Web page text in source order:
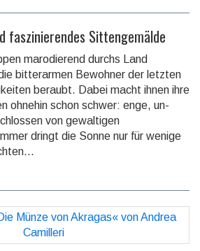
faszinierendes Sittengemälde
marodierend durchs Land
bit­ter­armen Bewohner der letzten
beraubt. Dabei macht ihnen ihre
ohnehin schon schwer: enge, un­
von gewaltigen
dringt die Sonne nur für wenige